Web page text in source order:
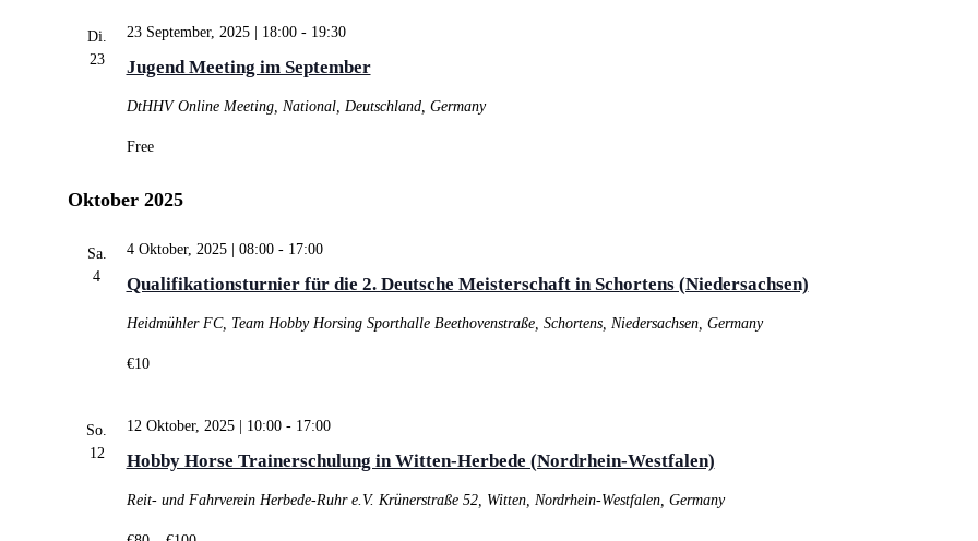
Di.
23
Jugend Meeting im September
23 September, 2025 | 18:00- 19:30
DtHHV Online Meeting, National, Deutschland, Germany
Free
Oktober 2025
Sa.
4
Qualifikationsturnier für die 2. Deutsche Meisterschaft in Schortens (Niedersachsen)
4 Oktober, 2025 | 08:00- 17:00
Heidmühler FC, Team Hobby Horsing Sporthalle Beethovenstraße, Schortens, Niedersachsen, Germany
€10
So.
12
Hobby Horse Trainerschulung in Witten-Herbede (Nordrhein-Westfalen)
12 Oktober, 2025 | 10:00- 17:00
Reit- und Fahrverein Herbede-Ruhr e.V. Krünerstraße 52, Witten, Nordrhein-Westfalen, Germany